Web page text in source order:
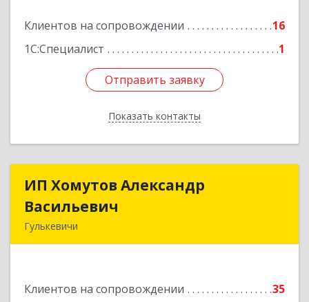
Клиентов на сопровождении
16
1С:Специалист
1
Отправить заявку
Показать контакты
Отправить заявку
Назад
ИП Хомутов Александр
Васильевич
Гулькевичи
Клиентов на сопровождении 35
ИП Хомутов Александр
Подробнее